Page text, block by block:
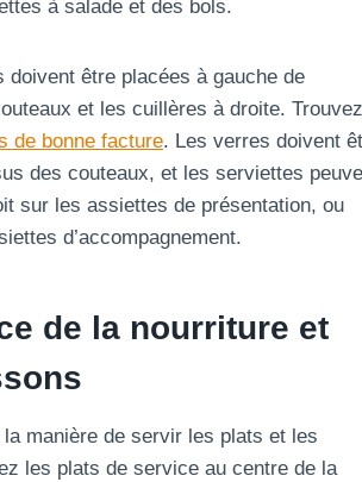
à salade et des bols.
doivent être placées à gauche de
et les cuillères à droite. Trouvez
de bonne facture. Les verres doivent
des couteaux, et les serviettes
sur les assiettes de présentation, ou
d’accompagnement.
de la nourriture et
manière de servir les plats et les
les plats de service au centre de la